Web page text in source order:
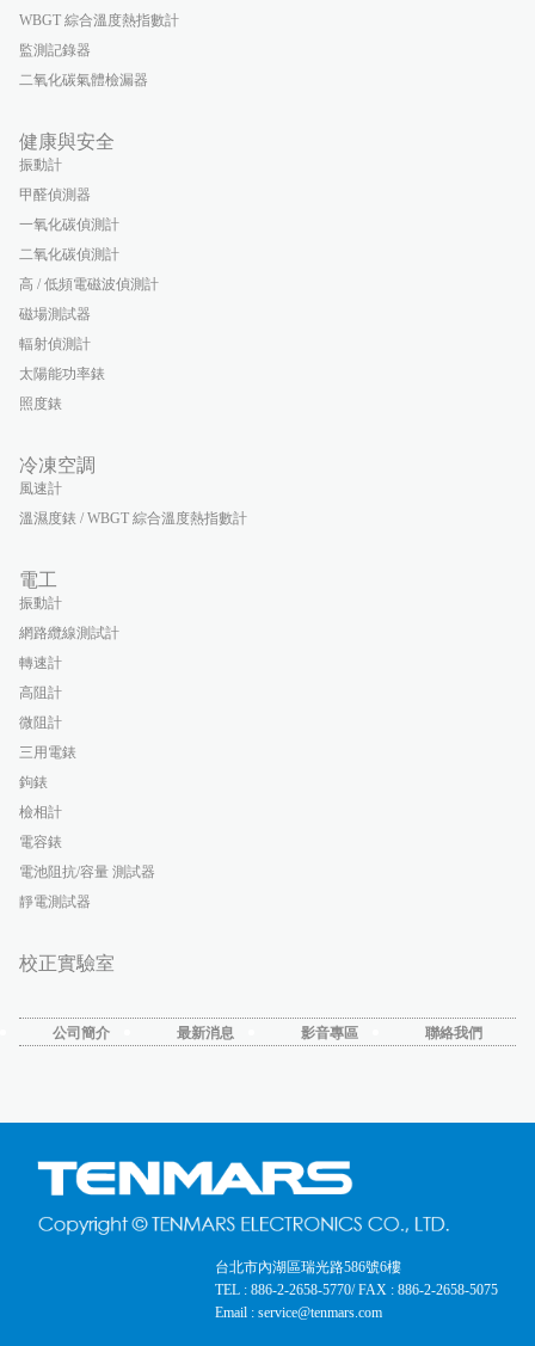
WBGT 綜合溫度熱指數計
監測記錄器
二氧化碳氣體檢漏器
健康與安全
振動計
甲醛偵測器
一氧化碳偵測計
二氧化碳偵測計
高 / 低頻電磁波偵測計
磁場測試器
輻射偵測計
太陽能功率錶
照度錶
冷凍空調
風速計
溫濕度錶 / WBGT 綜合溫度熱指數計
電工
振動計
網路纜線測試計
轉速計
高阻計
微阻計
三用電錶
鉤錶
檢相計
電容錶
電池阻抗/容量 測試器
靜電測試器
校正實驗室
公司簡介 最新消息 影音專區 聯絡我們
台北市內湖區瑞光路586號6樓
TEL : 886-2-2658-5770/ FAX : 886-2-2658-5075
Email : service@tenmars.com